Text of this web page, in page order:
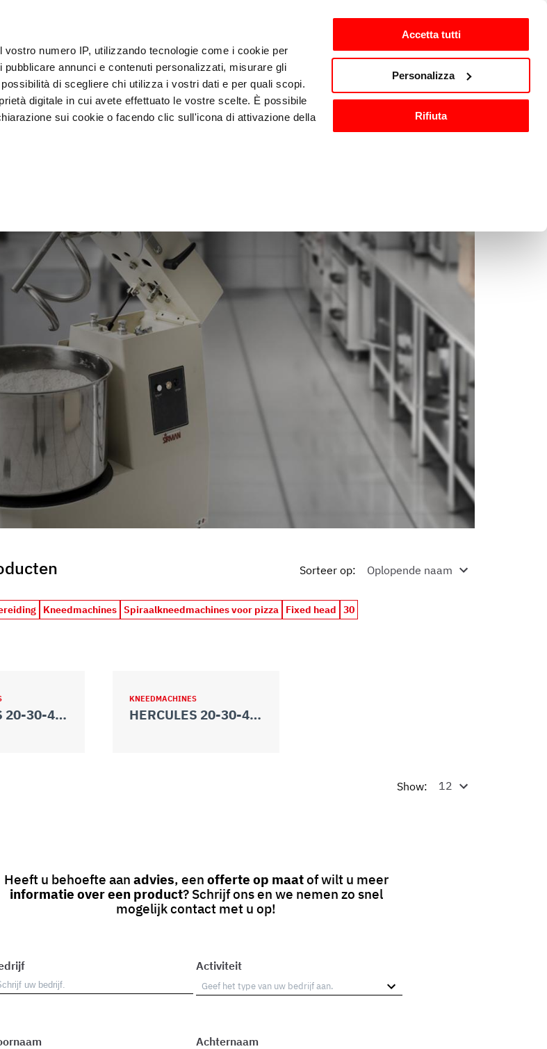
numero IP, utilizzando tecnologie come i cookie per
annunci e contenuti personalizzati, misurare gli
di scegliere chi utilizza i vostri dati e per quali scopi.
digitale in cui avete effettuato le vostre scelte. È possibile
sui cookie o facendo clic sull'icona di attivazione della
di caratteristiche specifiche (impronte digitali).
per personalizzare contenuti ed annunci, per fornire
inoltre informazioni sul modo in cui l’utente utilizza il nostro
social media, i quali potrebbero combinarle con altre
servizi.
Accetta tutti
Personalizza
Rifiuta
Klanten nl-NL
en
Vacumeren en
verpakken
Wassen en
sanitisatie
Keukenaccessoires
Sorteer op:
Kneedmachines Spiraalkneedmachines voor pizza Fixed head 30
HERCULES 20-30-40-50
KNEEDMACHINES
HERCULES 20-30-40-50 2V
Show:
Heeft u behoefte aan advies, een offerte op maatof wilt u meer
informatie over een product? Schrijf ons en we nemen zo snel
mogelijk contact met u op!
Activiteit
Achternaam